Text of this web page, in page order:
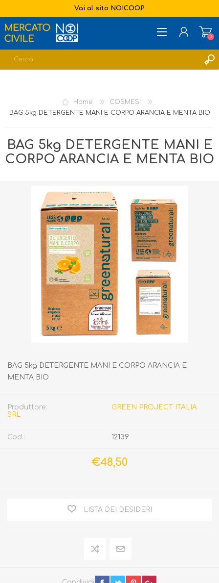
Vai al sito NOICOOP
LISTA DEI DESIDERI
0
Home
COSMESI
BAG 5kg DETERGENTE MANI E CORPO ARANCIA E MENTA BIO
BAG 5kg DETERGENTE MANI E
CORPO ARANCIA E MENTA BIO
BAG 5kg DETERGENTE MANI E CORPO ARANCIA E
MENTA BIO
Produttore:
GREEN PROJECT ITALIA
SRL
Cod.: 12139
€48,50
LISTA DEI DESIDERI